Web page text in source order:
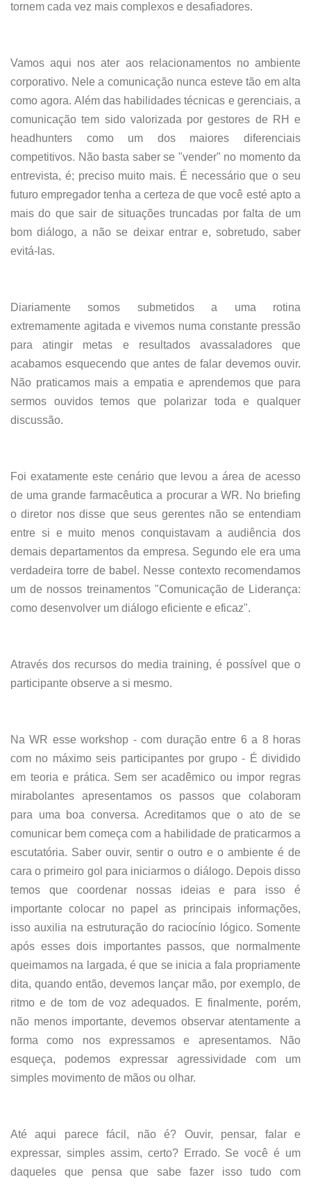
tornem cada vez mais complexos e desafiadores.
Vamos aqui nos ater aos relacionamentos no ambiente
corporativo. Nele a comunicação nunca esteve tão em alta
como agora. Além das habilidades técnicas e gerenciais, a
comunicação tem sido valorizada por gestores de RH e
headhunters como um dos maiores diferenciais
competitivos. Não basta saber se "vender" no momento da
entrevista, é; preciso muito mais. É necessário que o seu
futuro empregador tenha a certeza de que você esté apto a
mais do que sair de situações truncadas por falta de um
bom diálogo, a não se deixar entrar e, sobretudo, saber
evitá-las.
Diariamente somos submetidos a uma rotina
extremamente agitada e vivemos numa constante pressão
para atingir metas e resultados avassaladores que
acabamos esquecendo que antes de falar devemos ouvir.
Não praticamos mais a empatia e aprendemos que para
sermos ouvidos temos que polarizar toda e qualquer
discussão.
Foi exatamente este cenário que levou a área de acesso
de uma grande farmacêutica a procurar a WR. No briefing
o diretor nos disse que seus gerentes não se entendiam
entre si e muito menos conquistavam a audiência dos
demais departamentos da empresa. Segundo ele era uma
verdadeira torre de babel. Nesse contexto recomendamos
um de nossos treinamentos "Comunicação de Liderança:
como desenvolver um diálogo eficiente e eficaz".
Através dos recursos do media training, é possível que o
participante observe a si mesmo.
Na WR esse workshop - com duração entre 6 a 8 horas
com no máximo seis participantes por grupo - É dividido
em teoria e prática. Sem ser acadêmico ou impor regras
mirabolantes apresentamos os passos que colaboram
para uma boa conversa. Acreditamos que o ato de se
comunicar bem começa com a habilidade de praticarmos a
escutatória. Saber ouvir, sentir o outro e o ambiente é de
cara o primeiro gol para iniciarmos o diálogo. Depois disso
temos que coordenar nossas ideias e para isso é
importante colocar no papel as principais informações,
isso auxilia na estruturação do raciocínio lógico. Somente
após esses dois importantes passos, que normalmente
queimamos na largada, é que se inicia a fala propriamente
dita, quando então, devemos lançar mão, por exemplo, de
ritmo e de tom de voz adequados. E finalmente, porém,
não menos importante, devemos observar atentamente a
forma como nos expressamos e apresentamos. Não
esqueça, podemos expressar agressividade com um
simples movimento de mãos ou olhar.
Até aqui parece fácil, não é? Ouvir, pensar, falar e
expressar, simples assim, certo? Errado. Se você é um
daqueles que pensa que sabe fazer isso tudo com